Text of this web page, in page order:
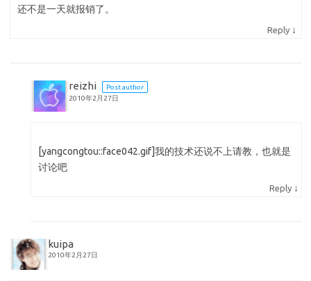
还不是一天就报销了。
Reply ↓
reizhi
Post author
2010年2月27日
[yangcongtou::face042.gif]我的技术还说不上请教，也就是
讨论吧
Reply ↓
kuipa
2010年2月27日